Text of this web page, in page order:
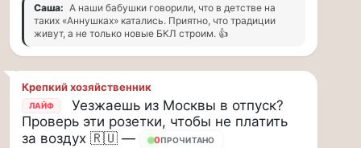
электробусы
и
дефицит
курьеров,
в
регионах
коммунальщики
нашли
свой
Саша: А наши бабушки говорили, что в детстве на
таких «Аннушках» катались. Приятно, что традиции
живут, а не только новые БКЛ строим. 👍
Крепкий хозяйственник
ЛАЙФ
Уезжаешь из Москвы в отпуск?
Проверь эти розетки, чтобы не платить
за воздух 🇷🇺 —
0ПРОЧИТАНО